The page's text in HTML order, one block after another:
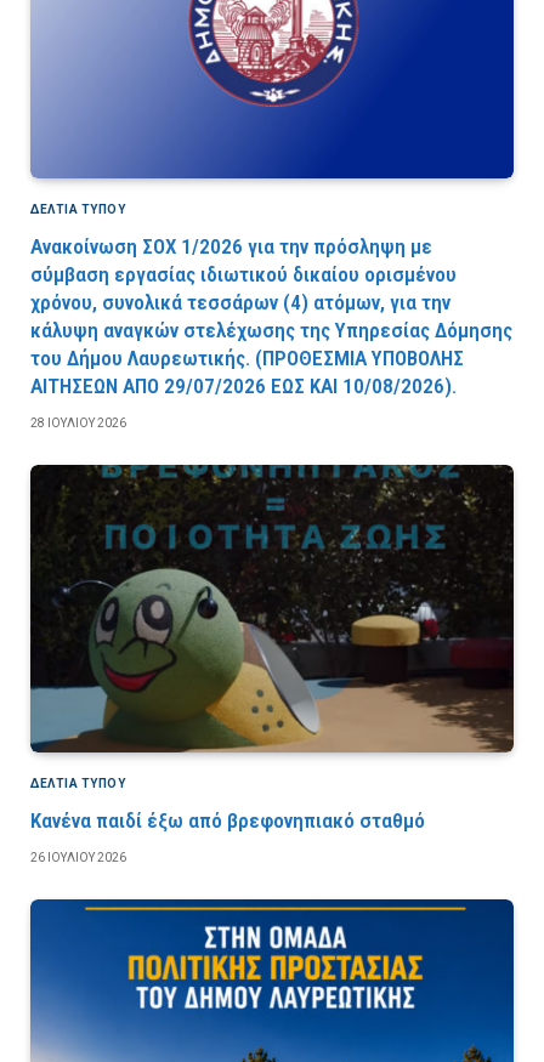
ΔΕΛΤΙΑ ΤΥΠΟΥ
Ανακοίνωση ΣΟΧ 1/2026 για την πρόσληψη με
σύμβαση εργασίας ιδιωτικού δικαίου ορισμένου
χρόνου, συνολικά τεσσάρων (4) ατόμων, για την
κάλυψη αναγκών στελέχωσης της Υπηρεσίας Δόμησης
του Δήμου Λαυρεωτικής. (ΠPOΘEΣMIA YΠOBOΛHΣ
AITHΣEΩN AΠO 29/07/2026 EΩΣ KAI 10/08/2026).
28 ΙΟΥΛΊΟΥ 2026
ΔΕΛΤΙΑ ΤΥΠΟΥ
Κανένα παιδί έξω από βρεφονηπιακό σταθμό
26 ΙΟΥΛΊΟΥ 2026